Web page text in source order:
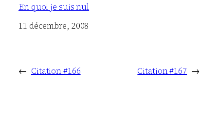
En quoi je suis nul
Date
11 décembre, 2008
← Citation #166 Citation #167 →